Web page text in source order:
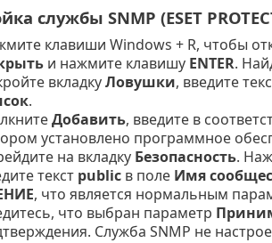
службы SNMP (ESET
клавиши Windows + R, чтобы
и нажмите клавишу ENTER.
вкладкуЛовушки, введите
.
Добавить, введите в
установлено программное
на вкладку Безопасность.
текст publicв поле Имя
, что является нормальным
что выбран параметр
Служба SNMP не